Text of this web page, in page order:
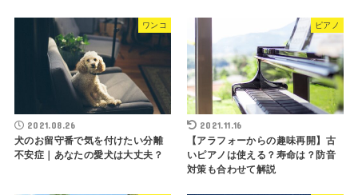
ワンコ
2021.08.26
犬のお留守番で気を付けたい分離
不安症｜あなたの愛犬は大丈夫？
ピアノ
2021.11.16
【アラフォーからの趣味再開】古
いピアノは使える？寿命は？防音
対策も合わせて解説